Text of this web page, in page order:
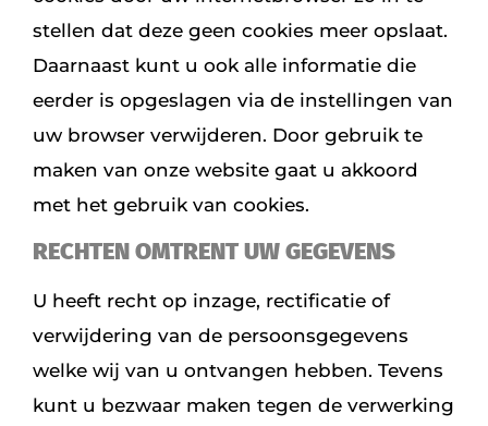
stellen dat deze geen cookies meer opslaat.
Daarnaast kunt u ook alle informatie die
eerder is opgeslagen via de instellingen van
uw browser verwijderen. Door gebruik te
maken van onze website gaat u akkoord
met het gebruik van cookies.
RECHTEN OMTRENT UW GEGEVENS
U heeft recht op inzage, rectificatie of
verwijdering van de persoonsgegevens
welke wij van u ontvangen hebben. Tevens
kunt u bezwaar maken tegen de verwerking